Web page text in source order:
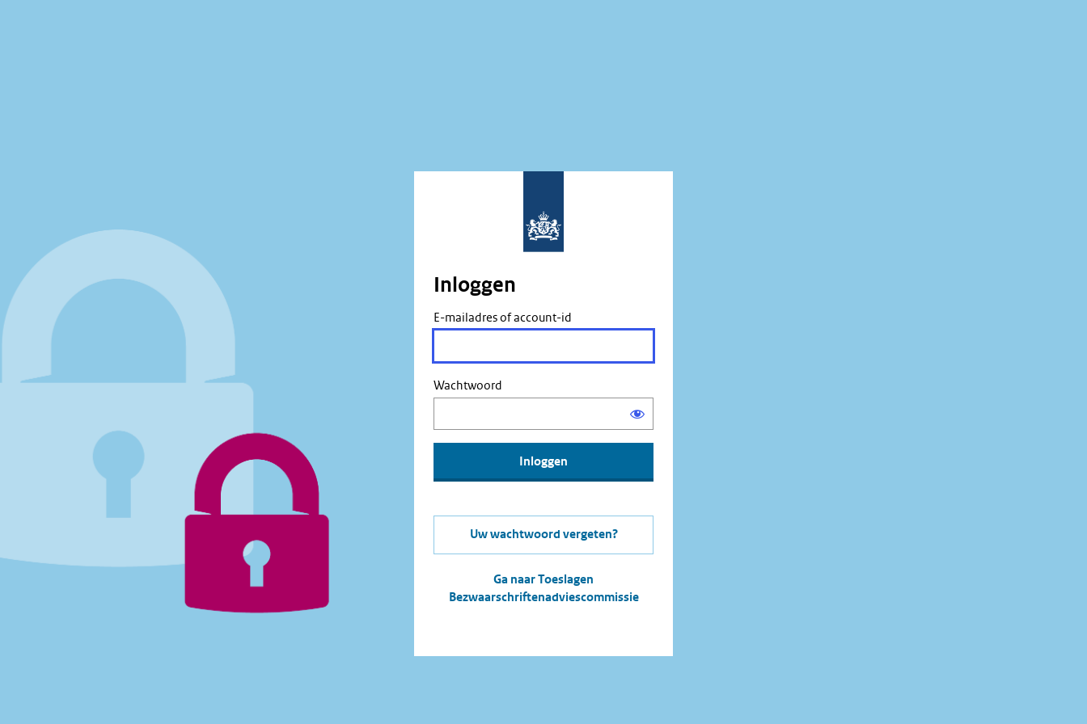
Inloggen
E-mailadres of account-id
Wachtwoord
Uw wachtwoord vergeten?
Ga naar Toeslagen
Bezwaarschriftenadviescommissie